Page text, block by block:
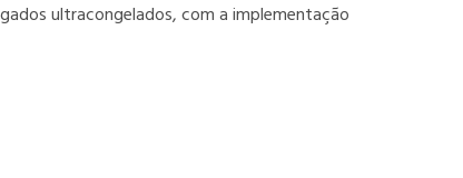
ultracongelados, com a implementação